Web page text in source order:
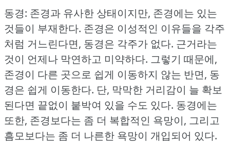
동경: 존경과 유사한 상태이지만, 존경에는 있는
것들이 부재한다. 존경은 이성적인 이유들을 각주
처럼 거느린다면, 동경은 각주가 없다. 근거라는
것이 언제나 막연하고 미약하다. 그렇기 때문에,
존경이 다른 곳으로 쉽게 이동하지 않는 반면, 동
경은 쉽게 이동한다. 단, 막막한 거리감이 늘 확보
된다면 끝없이 붙박여 있을 수도 있다. 동경에는
또한, 존경보다는 좀 더 복합적인 욕망이, 그리고
흠모보다는 좀 더 나른한 욕망이 개입되어 있다.